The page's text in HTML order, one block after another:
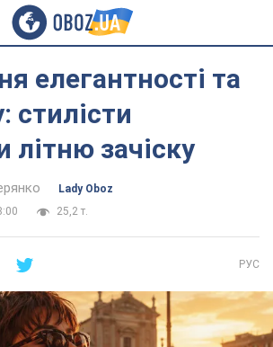
елегантності та
стилісти
літню зачіску
Lady Oboz
25,2 т.
РУС